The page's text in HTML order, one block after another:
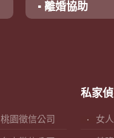
▪ 離婚協助
桃園徵信公司
私家
女